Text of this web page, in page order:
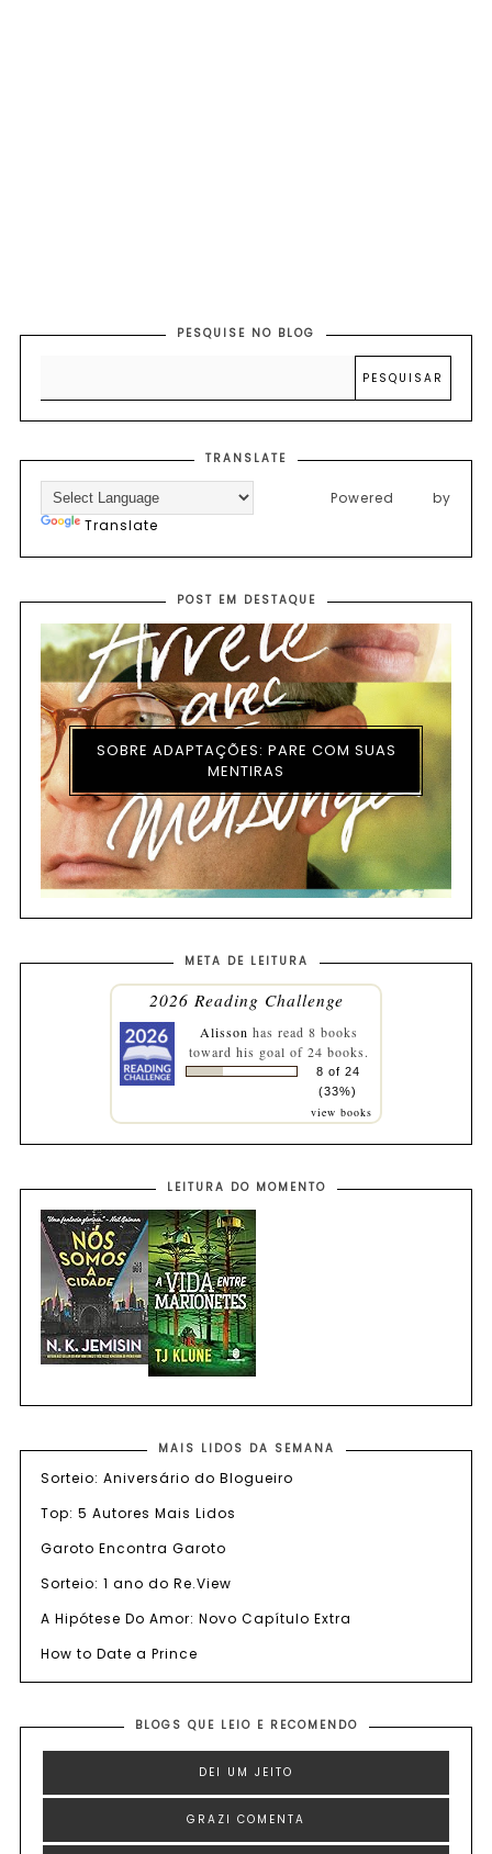
PESQUISE NO BLOG
TRANSLATE
Powered by
Translate
POST EM DESTAQUE
SOBRE ADAPTAÇÕES: PARE COM SUAS
MENTIRAS
META DE LEITURA
2026 Reading Challenge
Alisson has read 8 books
toward his goal of 24 books.
8 of 24
(33%)
view books
LEITURA DO MOMENTO
MAIS LIDOS DA SEMANA
Sorteio: Aniversário do Blogueiro
Top: 5 Autores Mais Lidos
Garoto Encontra Garoto
Sorteio: 1 ano do Re.View
A Hipótese Do Amor: Novo Capítulo Extra
How to Date a Prince
BLOGS QUE LEIO E RECOMENDO
DEI UM JEITO
GRAZI COMENTA